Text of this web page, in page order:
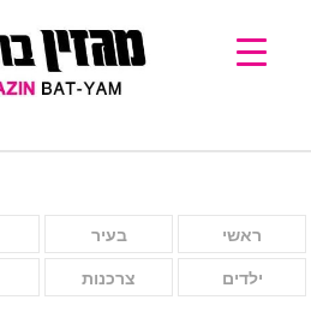
ראשי בעיר
ילדים צרכנות